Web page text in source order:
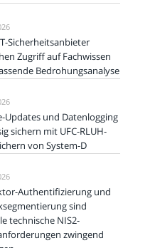
Sicherheitsanbieter
Zugriff auf Fachwissen
Bedrohungsanalyse
Updates und Datenlogging
sichern mit UFC-RLUH-
von System-D
Authentifizierung und
sind
technische NIS2-
zwingend